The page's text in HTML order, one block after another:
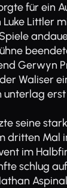
für ein
Littler
Gerwyn
Waliser
unterlag
seine
dritten Mal
im
schlug